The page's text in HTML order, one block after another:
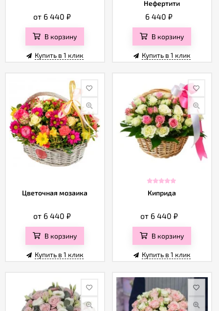
от 6 440 ₽
В корзину
Купить в 1 клик
Нефертити
6 440₽
В корзину
Купить в 1 клик
Цветочная мозаика
от 6 440 ₽
В корзину
Купить в 1 клик
Киприда
от 6 440 ₽
В корзину
Купить в 1 клик